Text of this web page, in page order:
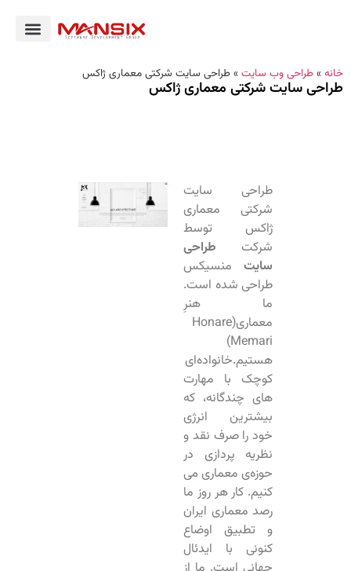
خانه »طراحی وب سایت »طراحی سایت شرکتی معماری ژاکس
طراحی سایت شرکتی معماری ژاکس
طراحی سایت
شرکتی معماری
ژاکس توسط
شرکت طراحی
سایت منسیکس
طراحی شده است.
ما هنرِ
معماری(Honare
Memari)
هستیم.خانواده‌ای
کوچک با مهارت‌
های چندگانه، که
بیشترین انرژی
خود را صرف نقد و
نظریه‌‌‌ پردازی در
حوزه‌ی معماری می‌
کنیم. کار هر روز ما
رصد معماری ایران
و تطبیق اوضاع
کنونی با ایدئال